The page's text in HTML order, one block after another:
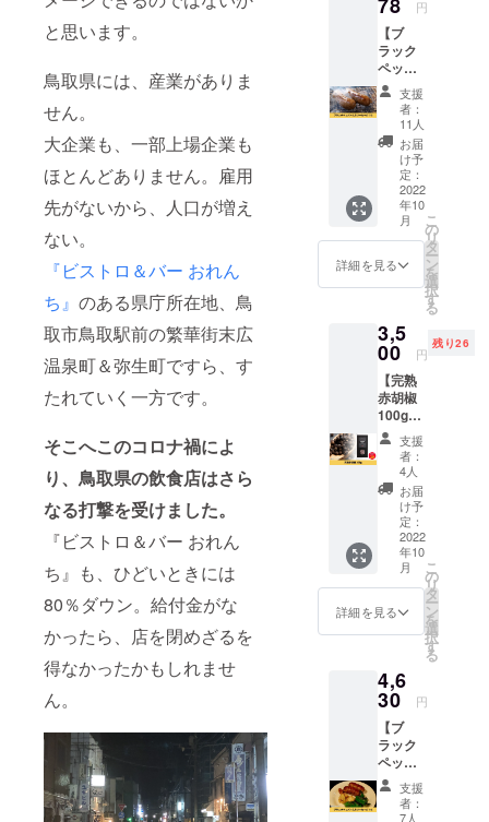
と思います。
鳥取県には、産業がありま
せん。
大企業も、一部上場企業も
ほとんどありません。雇用
先がないから、人口が増え
ない。
『ビストロ＆バー おれん
ち』 のある県庁所在地、鳥
取市鳥取駅前の繁華街末広
温泉町＆弥生町ですら、す
たれていく一方です。
そこへこのコロナ禍によ
り、鳥取県の飲食店はさら
なる打撃を受けました。
『ビストロ＆バー おれん
ち』も、ひどいときには
80％ダウン。給付金がな
かったら、店を閉めざるを
得なかったかもしれませ
ん。
示■ 名
称：
KAMPO
T
PEPPE
R for
profess
ional 原
材料
名：白
胡椒 保
存方
法：直
射日
光、高
存。お
早めに
お召し
上がり
くださ
い。 原
産国
名：カ
ンボジ
ア王国
加工
者：
（株）
RYU
Trading
Compa
ny 加工
場所：
鳥取県
東伯郡
琴浦町
赤碕
1053-
11
OITOM
A製造所
ポット
ペッ
パー」
のブ
ラック
ペッ
パーで
す。 お
料理の
アクセ
ントと
して。
特にお
肉料理
との相
示■ 名
称：
KAMPO
T
PEPPE
R for
profess
ional 原
材料
名：黒
胡椒 保
存方
法：直
射日
光、高
温多湿
を避け
お召し
上がり
くださ
い。 原
産国
名：カ
ンボジ
ア王国
78 円
【ブ
ラック
ペッ
パー入
りソー
セージ
×3】 鳥
取豚と
鳥取発
カン
ポット
ペッ
パーで
作っ
た、
BROCH
慢のブ
ラック
ペッ
パー
ソー
セージ
の3パッ
クセッ
トで
す。 湯
煎した
ソー
セージ
をフラ
イパン
で焼く
という
らその
ままス
ライス
してサ
ラミの
ように
食べる
など、
支援
者：
11人
お届
け予
定：
2022
年10
月
詳細を見る
こ
の
リ
タ
ー
ン
を
選
択
す
る
3,5
00 円
残り26
【完熟
赤胡椒
100g】
カンボ
ジアか
らトル
コへの
友好の
贈答品
に唯一
選ばれ
るとい
う最高
級のブ
ランド
胡椒
ポット
ペッ
パー」
の完熟
赤胡椒
です。
ブラッ
クペッ
パーよ
支援
者：
4人
お届
け予
定：
2022
年10
月
詳細を見る
こ
の
リ
タ
ー
ン
を
選
択
す
る
4,6
30 円
【ブ
ラック
ペッ
パー入
りソー
セージ
支援
者：
7人